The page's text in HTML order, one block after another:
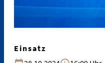
Einsatz